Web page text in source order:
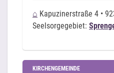
⌂ Kapuzinerstraße 4 •
Seelsorgegebiet:
KIRCHENGEMEINDE